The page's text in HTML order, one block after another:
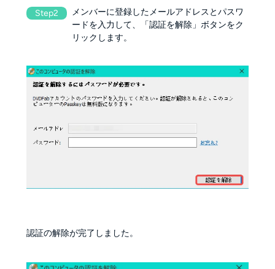
Step2
メンバーに登録したメールアドレスとパスワ
ードを入力して、「認証を解除」ボタンをク
リックします。
認証の解除が完了しました。